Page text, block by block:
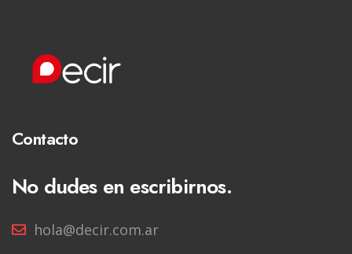
Contacto
No dudes en escribirnos.
hola@decir.com.ar